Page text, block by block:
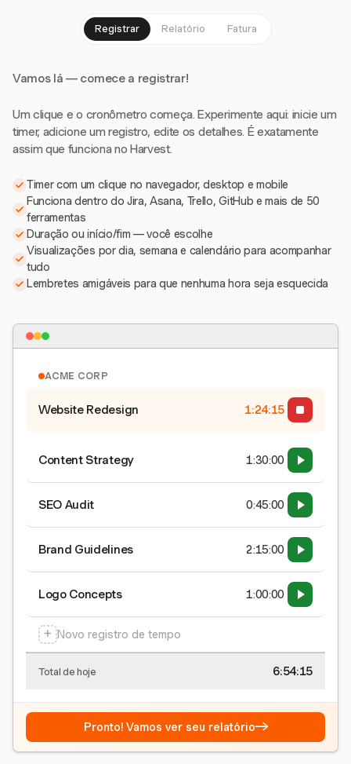
Registrar Relatório Fatura
Vamos lá — comece a registrar!
Um clique e o cronômetro começa. Experimente aqui: inicie um
timer, adicione um registro, edite os detalhes. É exatamente
assim que funciona no Harvest.
Timer com um clique no navegador, desktop e mobile
Funciona dentro do Jira, Asana, Trello, GitHub e mais de 50
ferramentas
Duração ou início/fim — você escolhe
Visualizações por dia, semana e calendário para acompanhar
tudo
Lembretes amigáveis para que nenhuma hora seja esquecida
ACME CORP
Website Redesign 1:24:15
Content Strategy 1:30:00
SEO Audit 0:45:00
Brand Guidelines 2:15:00
Logo Concepts 1:00:00
+ Novo registro de tempo
Total de hoje 6:54:15
Pronto! Vamos ver seu relatório→